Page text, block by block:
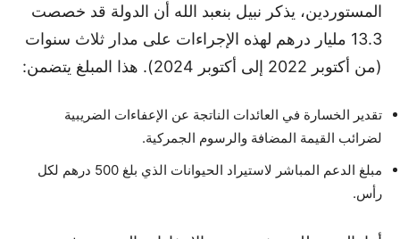
المستوردين، يذكر نبيل بنعبد الله أن الدولة قد خصصت
13.3 مليار درهم لهذه الإجراءات على مدار ثلاث سنوات
(من أكتوبر 2022 إلى أكتوبر 2024). هذا المبلغ يتضمن:
تقدير الخسارة في العائدات الناتجة عن الإعفاءات الضريبية
لضرائب القيمة المضافة والرسوم الجمركية.
مبلغ الدعم المباشر لاستيراد الحيوانات الذي بلغ 500 درهم لكل
رأس.